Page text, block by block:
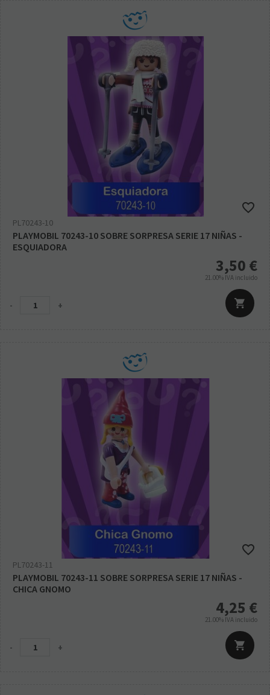
PL70243-10
PLAYMOBIL 70243-10 SOBRE SORPRESA SERIE 17 NIÑAS -
ESQUIADORA
3,50 €
21.00% IVA incluido
- +
PL70243-11
PLAYMOBIL 70243-11 SOBRE SORPRESA SERIE 17 NIÑAS -
CHICA GNOMO
4,25 €
21.00% IVA incluido
- +